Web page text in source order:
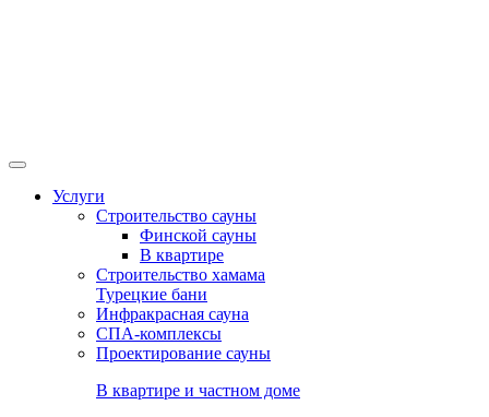
Услуги
Строительство сауны
Финской сауны
В квартире
Строительство хамама
Турецкие бани
Инфракрасная сауна
СПА-комплексы
Проектирование сауны
В квартире и частном доме